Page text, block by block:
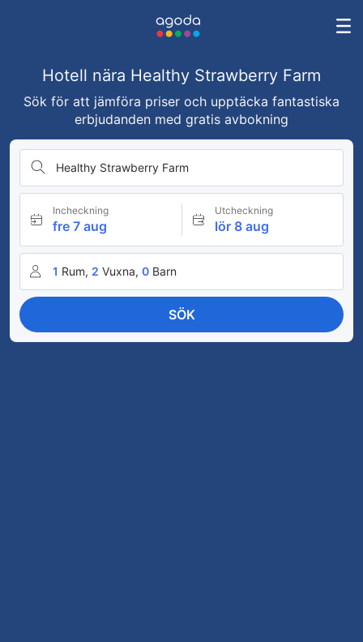
Hotell nära Healthy Strawberry Farm
Sök för att jämföra priser och upptäcka fantastiska
erbjudanden med gratis avbokning
Healthy Strawberry Farm
Incheckning
fre 7 aug
Utcheckning
lör 8 aug
1 Rum, 2 Vuxna, 0 Barn
SÖK